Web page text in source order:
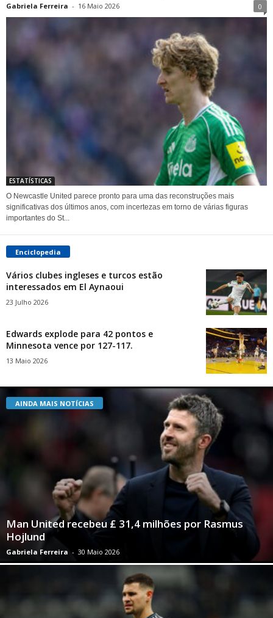
Gabriela Ferreira - 16 Maio 2026 0
ESTATÍSTICAS
O Newcastle United parece pronto para uma das reconstruções mais
significativas dos últimos anos, com incertezas em torno de várias figuras
importantes do St...
Enciclopedia
Vários clubes ingleses e turcos estão
interessados ​​em El Aynaoui
23 Julho 2026
Edwards explode para 42 pontos e
Minnesota vence por 127-117.
13 Maio 2026
AINDA MAIS NOTÍCIAS
Man United recebeu £ 31,4 milhões por Rasmus
Hojlund
Gabriela Ferreira - 30 Maio 2026